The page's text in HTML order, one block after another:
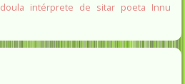
doula intérprete de sitar poeta Innu